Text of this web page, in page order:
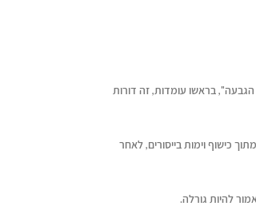
בראשו עומדות, זה דורות
כישוף וימות בייסורים, לאחר
להיות גורלה.